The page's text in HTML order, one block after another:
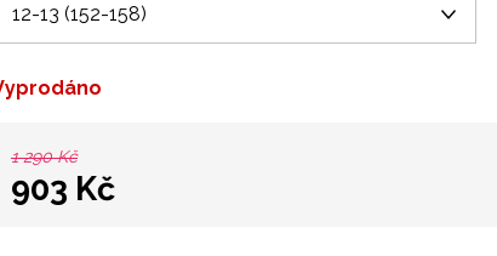
1 290 Kč
903 Kč